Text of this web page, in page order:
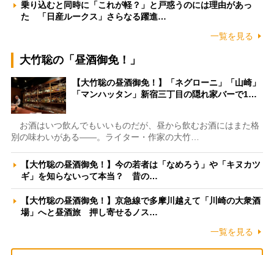
乗り込むと同時に「これが軽？」と戸惑うのには理由があっ
た 「日産ルークス」さらなる躍進…
一覧を見る
大竹聡の「昼酒御免！」
【大竹聡の昼酒御免！】「ネグローニ」「山崎」
「マンハッタン」新宿三丁目の隠れ家バーで1…
お酒はいつ飲んでもいいものだが、昼から飲むお酒にはまた格
別の味わいがある――。ライター・作家の大竹…
【大竹聡の昼酒御免！】今の若者は「なめろう」や「キヌカツ
ギ」を知らないって本当？ 昔の…
【大竹聡の昼酒御免！】京急線で多摩川越えて「川崎の大衆酒
場」へと昼酒旅 押し寄せるノス…
一覧を見る